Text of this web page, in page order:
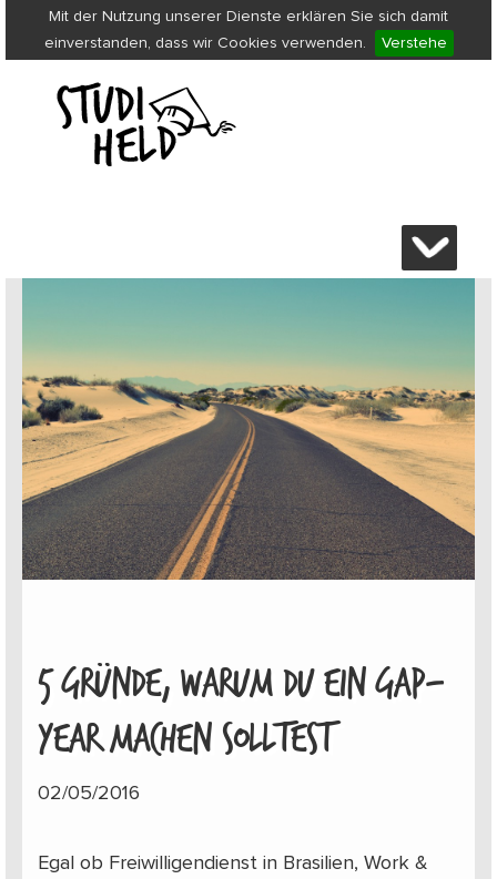
Mit der Nutzung unserer Dienste erklären Sie sich damit
einverstanden, dass wir Cookies verwenden.
Verstehe
5 GRÜNDE, WARUM DU EIN GAP-
YEAR MACHEN SOLLTEST
02/05/2016
Egal ob Freiwilligendienst in Brasilien, Work &